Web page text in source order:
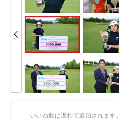
いいね数は遅れて追加されます。